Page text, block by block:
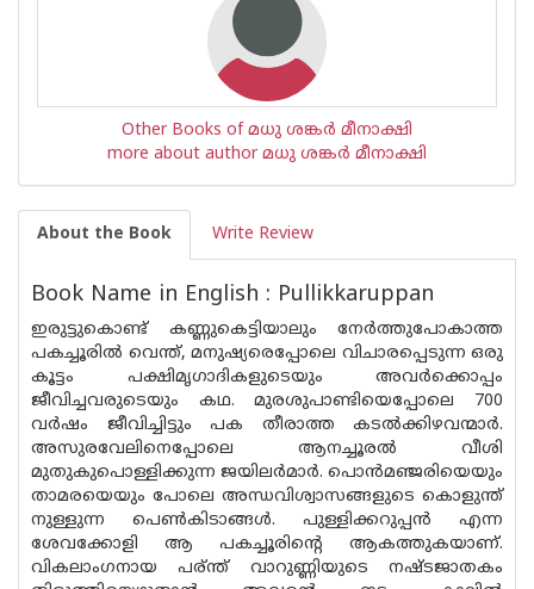
Other Books of മധു ശങ്കര്‍ മീനാക്ഷി
more about author മധു ശങ്കര്‍ മീനാക്ഷി
About the Book Write Review
Book Name in English : Pullikkaruppan
ഇരുട്ടുകൊണ്ട് കണ്ണുകെട്ടിയാലും നേർത്തുപോകാത്ത
പകച്ചൂരിൽ വെന്ത്, മനുഷ്യരെപ്പോലെ വിചാരപ്പെടുന്ന ഒരു
കൂട്ടം പക്ഷിമൃഗാദികളുടെയും അവര്‍ക്കൊപ്പം
ജീവിച്ചവരുടെയും കഥ. മുരശുപാണ്ടിയെപ്പോലെ 700
വർഷം ജീവിച്ചിട്ടും പക തീരാത്ത കടൽക്കിഴവന്മാർ.
അസുരവേലിനെപ്പോലെ ആനച്ചൂരൽ വീശി
മുതുകുപൊള്ളിക്കുന്ന ജയിലർമാർ. പൊൻമഞ്ജരിയെയും
താമരയെയും പോലെ അന്ധവിശ്വാസങ്ങളുടെ കൊളുന്ത്
നുള്ളുന്ന പെൺകിടാങ്ങൾ. പുള്ളിക്കറുപ്പൻ എന്ന
ശേവക്കോളി ആ പകച്ചൂരിന്റെ ആകത്തുകയാണ്.
വികലാംഗനായ പര്ന്ത് വാറുണ്ണിയുടെ നഷ്ടജാതകം